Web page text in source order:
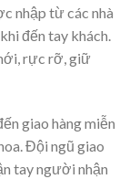
nhập từ các nhà
đến tay khách.
rực rỡ, giữ
giao hàng miễn
Đội ngũ giao
tay người nhận